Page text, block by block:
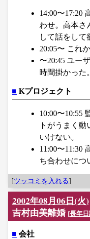
14:00〜17:20
わせ。高本さ
して話をして
20:05〜 これ
〜20:45 ユー
時間掛かった。
■ Kプロジェクト
10:00〜10:55
トがうまく
いけない。
11:00〜11:30
ち合わせにつ
[ツッコミを入れる]
2002年08月06日(火)
吉村由美離婚 [長年
■ 会社